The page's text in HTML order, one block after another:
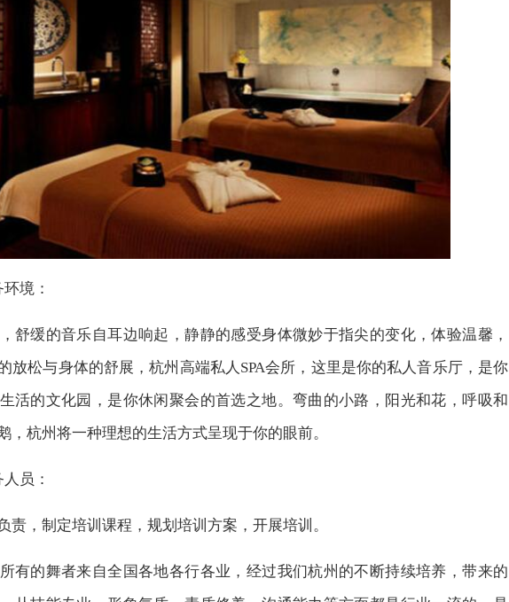
境：
舒缓的音乐自耳边响起，静静的感受身体微妙于指尖的变化，体验温馨，
放松与身体的舒展，杭州高端私人SPA会所，这里是你的私人音乐厅，是你
活的文化园，是你休闲聚会的首选之地。弯曲的小路，阳光和花，呼吸和
，杭州将一种理想的生活方式呈现于你的眼前。
员：
责，制定培训课程，规划培训方案，开展培训。
有的舞者来自全国各地各行各业，经过我们杭州的不断持续培养，带来的